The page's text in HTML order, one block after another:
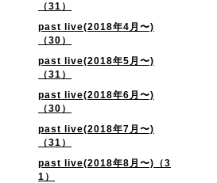
（31）
past live(2018年4月〜)
（30）
past live(2018年5月〜)
（31）
past live(2018年6月〜)
（30）
past live(2018年7月〜)
（31）
past live(2018年8月〜)（3
1）